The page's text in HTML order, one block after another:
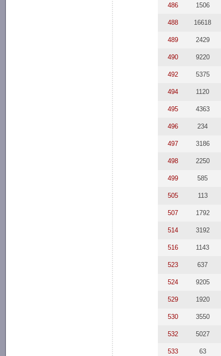
486 1506
488 16618
489 2429
490 9220
492 5375
494 1120
495 4363
496 234
497 3186
498 2250
499 585
505 113
507 1792
514 3192
516 1143
523 637
524 9205
529 1920
530 3550
532 5027
533 63